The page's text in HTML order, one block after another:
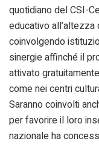
quotidiano del CSI-
educativo
coinvolgendo
sinergie affinché il
attivato
come nei centri
Saranno coinvolti
per favorire il loro
nazionale ha